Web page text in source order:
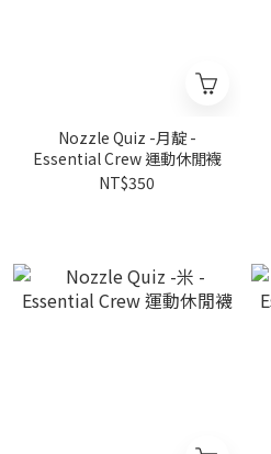
Nozzle Quiz -月靛 -
Essential Crew 運動休閒襪
NT$350